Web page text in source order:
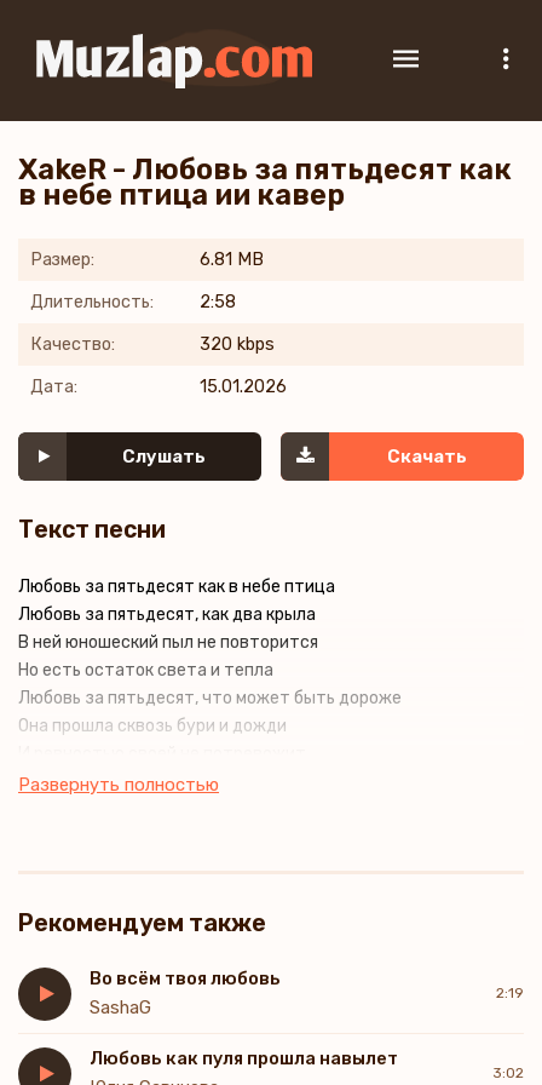
XakeR - Любовь за пятьдесят как
в небе птица ии кавер
Размер: 6.81 MB
Длительность: 2:58
Качество: 320 kbps
Дата: 15.01.2026
Слушать Скачать
Текст песни
Любовь за пятьдесят как в небе птица
Любовь за пятьдесят, как два крыла
В ней юношеский пыл не повторится
Но есть остаток света и тепла
Любовь за пятьдесят, что может быть дороже
Она прошла сквозь бури и дожди
Но будет ждать ночами у двери
Пусть в юности их мир иной не задалось
Прошли сквозь одиночество и ложь
И поздняя любовь даёт попытку
Развернуть полностью
Рекомендуем также
Во всём твоя любовь
SashaG
2:19
Любовь как пуля прошла навылет
3:02